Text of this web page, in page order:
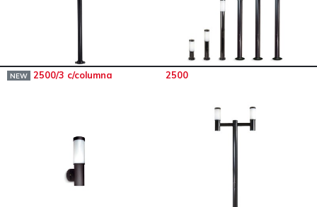
NEW 2500/3 c/columna 2500